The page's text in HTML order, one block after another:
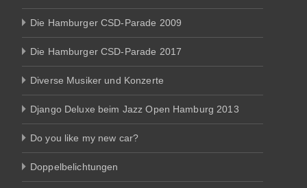
Die Hamburger CSD-Parade 2009
Die Hamburger CSD-Parade 2017
Diverse Musiker und Konzerte
Django Deluxe beim Jazz Open Hamburg 2013
Do you like my new car?
Doppelbelichtungen